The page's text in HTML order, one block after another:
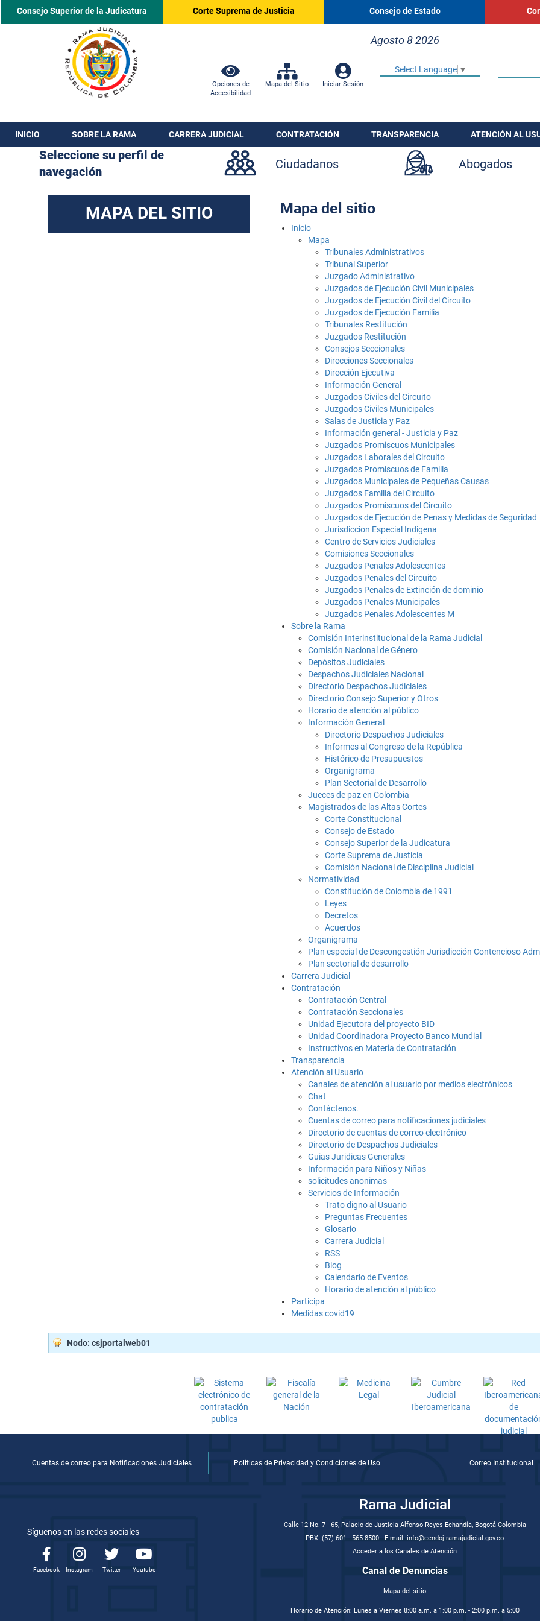
Consejo Superior de la Judicatura Corte Suprema de Justicia Consejo de Estado
Agosto 8 2026
Opciones de
Accesibilidad
Mapa del Sitio Iniciar Sesión
Select Language ▼
INICIO SOBRE LA RAMA CARRERA JUDICIAL CONTRATACIÓN TRANSPARENCIA ATENCIÓN AL
Seleccione su perfil de
navegación
Ciudadanos Abogados
MAPA DEL SITIO Mapa del sitio
Inicio
Mapa
Tribunales Administrativos
Tribunal Superior
Juzgado Administrativo
Juzgados de Ejecución Civil Municipales
Juzgados de Ejecución Civil del Circuito
Juzgados de Ejecución Familia
Tribunales Restitución
Juzgados Restitución
Consejos Seccionales
Direcciones Seccionales
Dirección Ejecutiva
Información General
Juzgados Civiles del Circuito
Juzgados Civiles Municipales
Salas de Justicia y Paz
Información general - Justicia y Paz
Juzgados Promiscuos Municipales
Juzgados Laborales del Circuito
Juzgados Promiscuos de Familia
Juzgados Municipales de Pequeñas Causas
Juzgados Familia del Circuito
Juzgados Promiscuos del Circuito
Juzgados de Ejecución de Penas y Medidas de Seguridad
Jurisdiccion Especial Indigena
Centro de Servicios Judiciales
Comisiones Seccionales
Juzgados Penales Adolescentes
Juzgados Penales del Circuito
Juzgados Penales de Extinción de dominio
Juzgados Penales Municipales
Juzgados Penales Adolescentes M
Sobre la Rama
Comisión Interinstitucional de la Rama Judicial
Comisión Nacional de Género
Depósitos Judiciales
Despachos Judiciales Nacional
Directorio Despachos Judiciales
Directorio Consejo Superior y Otros
Horario de atención al público
Información General
Directorio Despachos Judiciales
Informes al Congreso de la República
Histórico de Presupuestos
Organigrama
Plan Sectorial de Desarrollo
Jueces de paz en Colombia
Magistrados de las Altas Cortes
Corte Constitucional
Consejo de Estado
Consejo Superior de la Judicatura
Corte Suprema de Justicia
Comisión Nacional de Disciplina Judicial
Normatividad
Constitución de Colombia de 1991
Leyes
Decretos
Acuerdos
Organigrama
Plan especial de Descongestión Jurisdicción Contencioso
Plan sectorial de desarrollo
Carrera Judicial
Contratación
Contratación Central
Contratación Seccionales
Unidad Ejecutora del proyecto BID
Unidad Coordinadora Proyecto Banco Mundial
Instructivos en Materia de Contratación
Transparencia
Atención al Usuario
Canales de atención al usuario por medios electrónicos
Chat
Contáctenos.
Cuentas de correo para notificaciones judiciales
Directorio de cuentas de correo electrónico
Directorio de Despachos Judiciales
Guias Juridicas Generales
Información para Niños y Niñas
solicitudes anonimas
Servicios de Información
Trato digno al Usuario
Preguntas Frecuentes
Glosario
Carrera Judicial
RSS
Blog
Calendario de Eventos
Horario de atención al público
Participa
Medidas covid19
Nodo: csjportalweb01
Cuentas de correo para Notificaciones Judiciales Politicas de Privacidad y Condiciones de Uso Correo Institucional
Síguenos en las redes sociales
Facebook Instagram Twitter Youtube
Rama Judicial
Calle 12 No. 7 - 65, Palacio de Justicia Alfonso Reyes Echandía, Bogotá Colombia
PBX: (57) 601 - 565 8500 - E-mail: info@cendoj.ramajudicial.gov.co
Acceder a los Canales de Atención
Canal de Denuncias
Mapa del sitio
Horario de Atención: Lunes a Viernes 8:00 a.m. a 1:00 p.m. - 2:00 p.m. a 5:00